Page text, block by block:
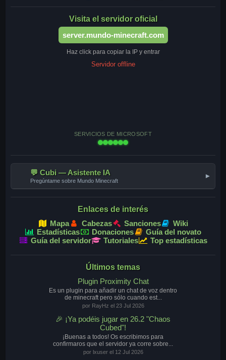
Visita el servidor oficial
server.mundo-minecraft.com
Haz click para copiar la IP y entrar
Servidor offline
SERVICIOS DE MICROSOFT
💬 Cubi — Asistente IA
Pregúntame sobre Mundo Minecraft
▾
Enlaces de interés
Mapa
Cabezas Sanciones
Wiki
Estadísticas
Donaciones
Guía del novato
Guía del servidor
Tutoriales Top estadísticas
Últimos temas
Plugin Proximity Chat
Es un plugin para añadir un chat de voz dentro
de minecraft pero sólo cuando est...
por RayHz el 23 Jul 2026
🎉 ¡Ya podéis jugar en 26.2 "Chaos
Cubed"!
¡Buenas a todos! Os escribimos para
confirmaros que el servidor ya corre sobre...
por lxuser el 12 Jul 2026